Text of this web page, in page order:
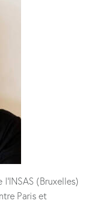
(Bruxelles)
Paris et